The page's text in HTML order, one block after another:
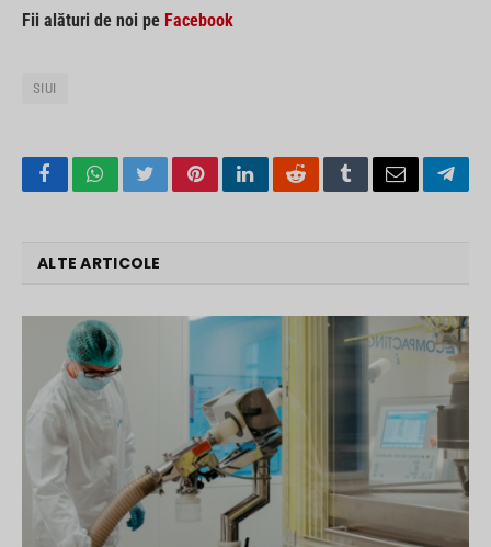
Fii alături de noi pe Facebook
SIUI
FacebookWhatsApp
TwitterPinterestLinkedInRedditTumblrEmail
ALTE ARTICOLE